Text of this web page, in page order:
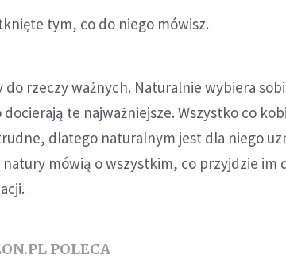
tym, co do niego mówisz.
do rzeczy ważnych. Naturalnie wybiera
te najważniejsze. Wszystko co
dlatego naturalnym jest dla niego
mówią o wszystkim, co przyjdzie im
POLECA